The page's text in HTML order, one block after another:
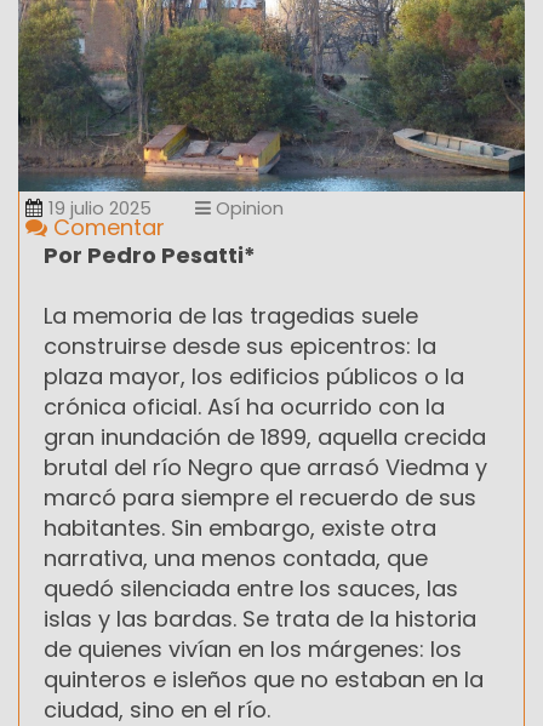
19 julio 2025 Opinion
Comentar
Por Pedro Pesatti*
La memoria de las tragedias suele
construirse desde sus epicentros: la
plaza mayor, los edificios públicos o la
crónica oficial. Así ha ocurrido con la
gran inundación de 1899, aquella crecida
brutal del río Negro que arrasó Viedma y
marcó para siempre el recuerdo de sus
habitantes. Sin embargo, existe otra
narrativa, una menos contada, que
quedó silenciada entre los sauces, las
islas y las bardas. Se trata de la historia
de quienes vivían en los márgenes: los
quinteros e isleños que no estaban en la
ciudad, sino en el río.